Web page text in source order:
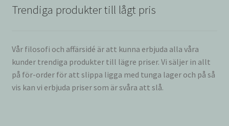
Trendiga produkter till lågt pris
Vår filosofi och affärsidé är att kunna erbjuda alla våra
kunder trendiga produkter till lägre priser. Vi säljer in allt
på för-order för att slippa ligga med tunga lager och på så
vis kan vi erbjuda priser som är svåra att slå.